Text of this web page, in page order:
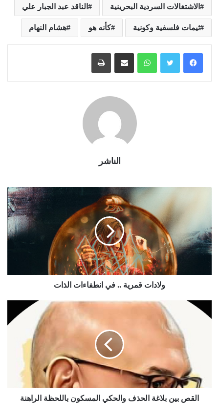
الاشتغالات السردية البحرينية الناقد عبد الجبار علي
ثيمات فلسفية وكونية كأنه هو هشام النهام
واتساب مشاركة عبر البريد طباعة
الناشر
ولادات قمرية .. في انطفاءات الذات
القص بين بلاغة الحذف والحكي المسكون باللحظة الراهنة